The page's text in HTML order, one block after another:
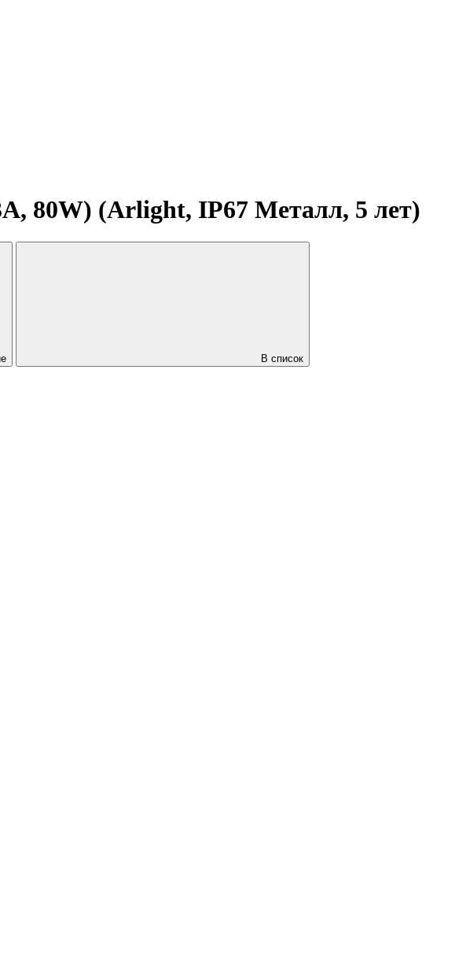
80W) (Arlight, IP67 Металл, 5 лет)
В список